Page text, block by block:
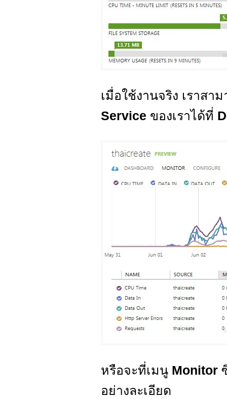
เมื่อใช้งานจริง เราสา
Service ของเราได้ที่
หรือจะที่เมนู Monitor
อย่างละเอียด